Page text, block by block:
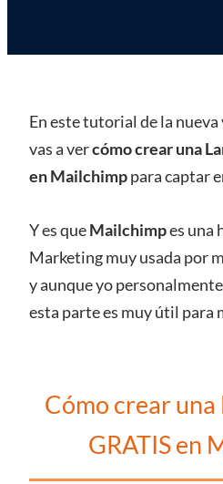
En este tutorial de la
vas a vercómo crear una
en Mailchimppara captar
Y es queMailchimpes una
Marketing muy usada por
y aunque yo
esta parte es muy útil para
Cómo crear una
GRATIS en